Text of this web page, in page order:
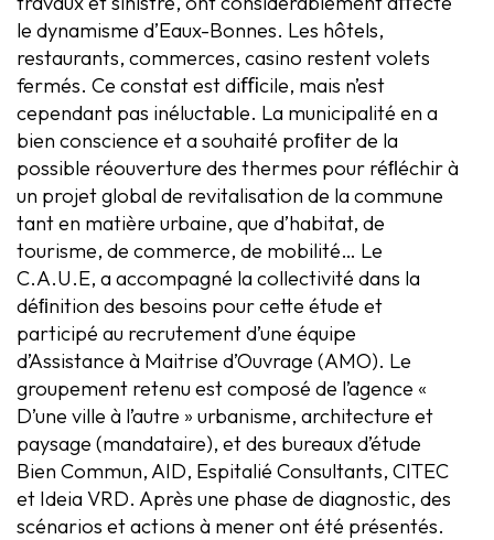
le dynamisme d’Eaux-Bonnes. Les hôtels,
restaurants, commerces, casino restent volets
fermés. Ce constat est diﬃcile, mais n’est
cependant pas inéluctable. La municipalité en a
bien conscience et a souhaité proﬁter de la
possible réouverture des thermes pour réﬂéchir à
un projet global de revitalisation de la commune
tant en matière urbaine, que d’habitat, de
tourisme, de commerce, de mobilité… Le
C.A.U.E, a accompagné la collectivité dans la
déﬁnition des besoins pour cette étude et
participé au recrutement d’une équipe
d’Assistance à Maitrise d’Ouvrage (AMO). Le
groupement retenu est composé de l’agence «
D’une ville à l’autre » urbanisme, architecture et
paysage (mandataire), et des bureaux d’étude
Bien Commun, AID, Espitalié Consultants, CITEC
et Ideia VRD. Après une phase de diagnostic, des
scénarios et actions à mener ont été présentés.